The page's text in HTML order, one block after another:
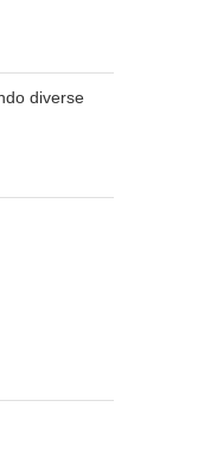
diverse